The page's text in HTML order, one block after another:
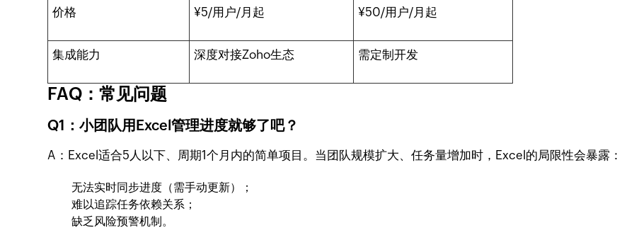
价格 ¥5/用户/月起 ¥50/用户/月起
集成能力 深度对接Zoho生态 需定制开发
FAQ：常见问题
Q1：小团队用Excel管理进度就够了吧？
A：Excel适合5人以下、周期1个月内的简单项目。当团队规模扩大、任务量增加时，Excel的局限性会暴露：
无法实时同步进度（需手动更新）；
难以追踪任务依赖关系；
缺乏风险预警机制。